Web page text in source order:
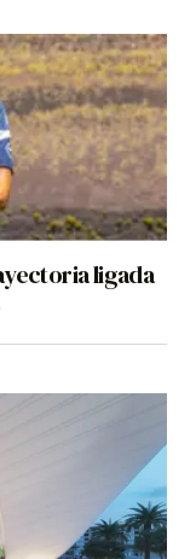
ligada